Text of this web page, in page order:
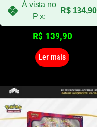
À vista no
Pix:
R$ 134,90
R$ 139,90
Ler mais